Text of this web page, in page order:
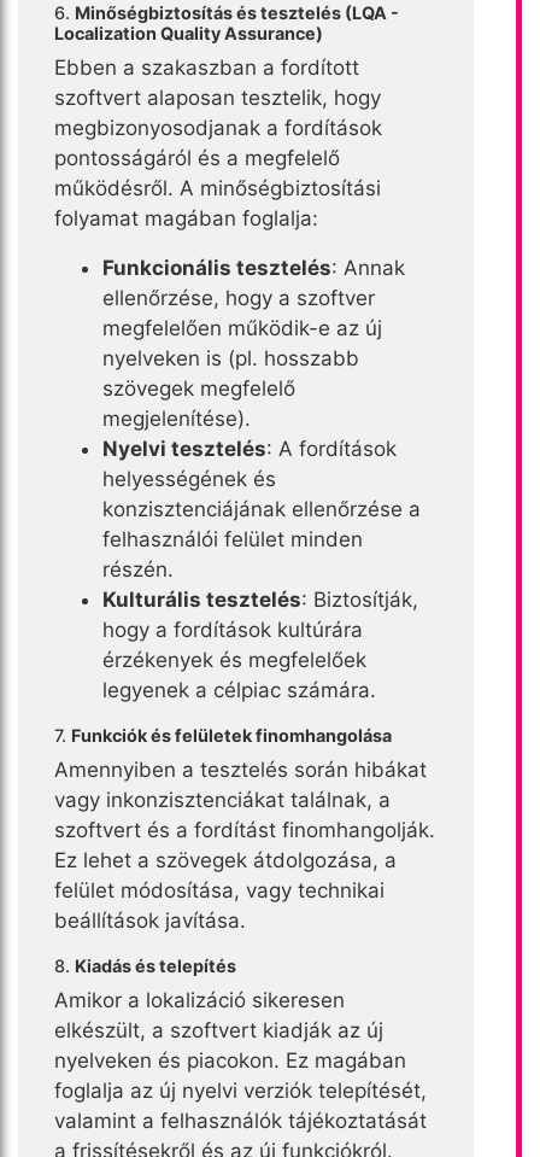
6. Minőségbiztosítás és tesztelés (LQA -
Localization Quality Assurance)
Ebben a szakaszban a fordított
szoftvert alaposan tesztelik, hogy
megbizonyosodjanak a fordítások
pontosságáról és a megfelelő
működésről. A minőségbiztosítási
folyamat magában foglalja:
Funkcionális tesztelés: Annak
ellenőrzése, hogy a szoftver
megfelelően működik-e az új
nyelveken is (pl. hosszabb
szövegek megfelelő
megjelenítése).
Nyelvi tesztelés: A fordítások
helyességének és
konzisztenciájának ellenőrzése a
felhasználói felület minden
részén.
Kulturális tesztelés: Biztosítják,
hogy a fordítások kultúrára
érzékenyek és megfelelőek
legyenek a célpiac számára.
7. Funkciók és felületek finomhangolása
Amennyiben a tesztelés során hibákat
vagy inkonzisztenciákat találnak, a
szoftvert és a fordítást finomhangolják.
Ez lehet a szövegek átdolgozása, a
felület módosítása, vagy technikai
beállítások javítása.
8. Kiadás és telepítés
Amikor a lokalizáció sikeresen
elkészült, a szoftvert kiadják az új
nyelveken és piacokon. Ez magában
foglalja az új nyelvi verziók telepítését,
valamint a felhasználók tájékoztatását
a frissítésekről és az új funkciókról.